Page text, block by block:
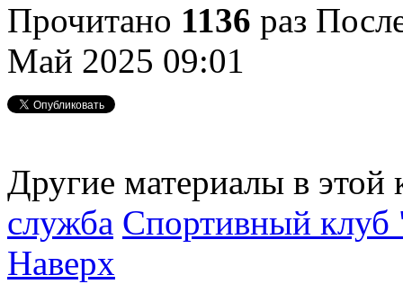
Прочитано 1136 раз
Май 2025 09:01
Другие материалы в этой
служба Спортивный
Наверх